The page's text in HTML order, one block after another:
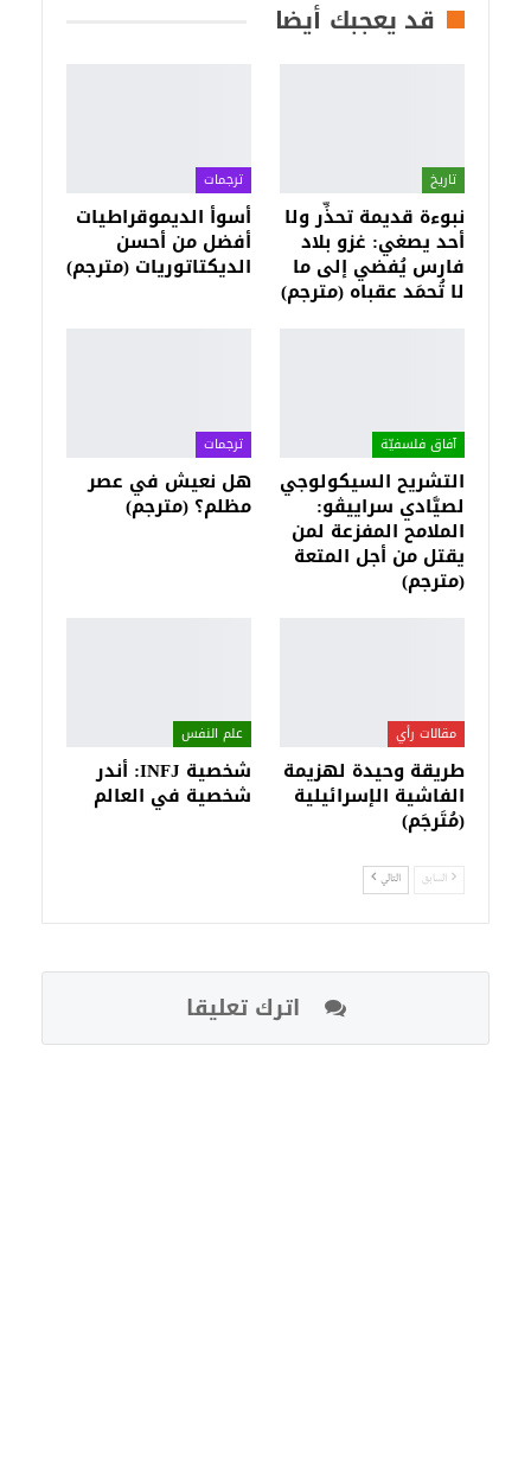
قد يعجبك أيضا
تاريخ
نبوءة قديمة تحذِّر ولا
أحد يصغي: غزو بلاد
فارس يُفضي إلى ما
لا تُحمَد عقباه (مترجم)
ترجمات
أسوأ الديموقراطيات
أفضل من أحسن
الديكتاتوريات (مترجم)
آفاق فلسفيّة‎
التشريح السيكولوجي
لصيَّادي سراييڤو:
الملامح المفزعة لمن
يقتل من أجل المتعة
(مترجم)
ترجمات
هل نعيش في عصر
مظلم؟ (مترجم)
مقالات رأي
طريقة وحيدة لهزيمة
الفاشية الإسرائيلية
(مُتَرجَم)
علم النفس
شخصية INFJ: أندر
شخصية في العالم
السابق التالي
اترك تعليقا